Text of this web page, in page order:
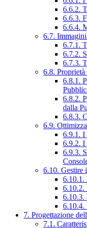
6.6.2.
6.6.3.
6.6.4.
6.7.
6.7.1.
6.7.2.
6.7.3.
6.8.
6.8.1.
6.8.2.
dalla
6.8.3.
6.9.
6.9.1. I
6.9.2. I
6.9.3.
6.10. Gestire
6.10.1.
6.10.2.
6.10.3.
6.10.4.
7. Progettazione
7.1.